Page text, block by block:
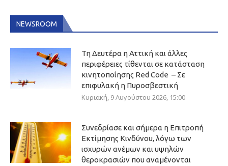
NEWSROOM
Τη Δευτέρα η Αττική και άλλες
περιφέρειες τίθενται σε κατάσταση
κινητοποίησης Red Code – Σε
επιφυλακή η Πυροσβεστική
Κυριακή, 9 Αυγούστου 2026, 15:00
Συνεδρίασε και σήμερα η Επιτροπή
Εκτίμησης Κινδύνου, λόγω των
ισχυρών ανέμων και υψηλών
θεροκρασιών που αναμένονται